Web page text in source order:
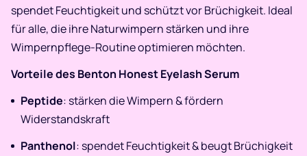
spendet Feuchtigkeit und schützt vor Brüchigkeit. Ideal
für alle, die ihre Naturwimpern stärken und ihre
Wimpernpflege-Routine optimieren möchten.
Vorteile des Benton Honest Eyelash Serum
Peptide: stärken die Wimpern & fördern
Widerstandskraft
Panthenol: spendet Feuchtigkeit & beugt Brüchigkeit